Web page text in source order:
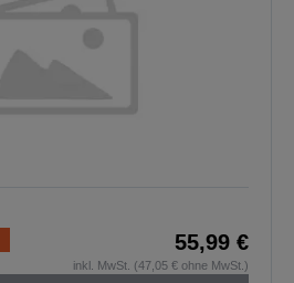
55,99 €
inkl. MwSt. (47,05 € ohne MwSt.)